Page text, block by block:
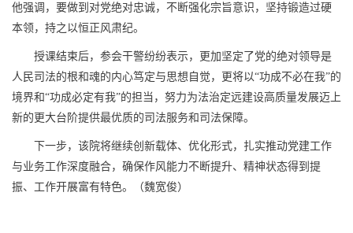
他强调，要做到对党绝对忠诚， 不断强化宗旨意识， 坚持锻造过硬
本领， 持之以恒正风肃纪。
授课结束后，参会干警纷纷表示，更加坚定了党的绝对领导是
人民司法的根和魂的内心笃定与思想自觉，更将以“功成不必在我”的
境界和“功成必定有我”的担当，努力为法治定远建设高质量发展迈上
新的更大台阶提供最优质的司法服务和司法保障。
下一步，该院将继续创新载体、优化形式，扎实推动党建工作
与业务工作深度融合，确保作风能力不断提升、精神状态得到提
振、工作开展富有特色。（魏宽俊）